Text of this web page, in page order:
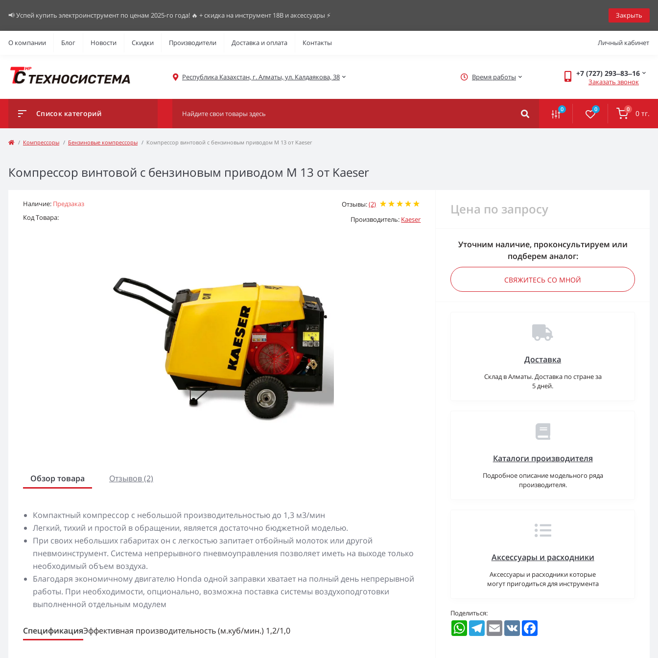
📢 Успей купить электроинструмент по ценам 2025-го года! 🔥 + скидка на инструмент 18В и аксессуары ⚡️ Закрыть
О компании Блог Новости Скидки Производители Доставка и оплата Контакты Личный кабинет
Республика Казахстан, г. Алматы, ул. Калдаякова, 38 Время работы +7 (727) 293‒83‒16
Заказать звонок
Список категорий 0 0 0 0 тг.
Компрессоры Бензиновые компрессоры Компрессор винтовой с бензиновым приводом М 13 от Kaeser
Компрессор винтовой с бензиновым приводом М 13 от Kaeser
Наличие: Предзаказ
Код Товара:
Отзывы:(2)
Производитель: Kaeser
Обзор товара Отзывов (2)
Компактный компрессор с небольшой производительностью до 1,3 м3/мин
Легкий, тихий и простой в обращении, является достаточно бюджетной моделью.
При своих небольших габаритах он с легкостью запитает отбойный молоток или другой
пневмоинструмент. Система непрерывного пневмоуправления позволяет иметь на выходе только
необходимый объем воздуха.
Благодаря экономичному двигателю Honda одной заправки хватает на полный день непрерывной
работы. При необходимости, опционально, возможна поставка системы воздухоподготовки
выполненной отдельным модулем
СпецификацияЭффективная производительность (м.куб/мин.) 1,2/1,0
Цена по запросу
Уточним наличие, проконсультируем или
подберем аналог:
СВЯЖИТЕСЬ СО МНОЙ
Доставка
Склад в Алматы. Доставка по стране за
5 дней.
Каталоги производителя
Подробное описание модельного ряда
производителя.
Аксессуары и расходники
Аксессуары и расходники которые
могут пригодиться для инструмента
Поделиться:
WhatsAppTelegramEmail VK